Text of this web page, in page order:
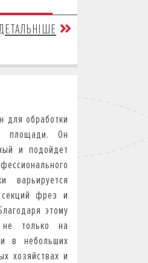
для обработки
площади. Он
и подойдет
варьируется
фрез и
этому
не только на
в небольших
хозяйствах и